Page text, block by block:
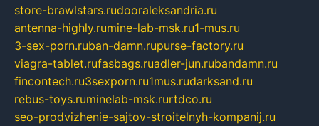
store-brawlstars.rudooraleksandria.ru
antenna-highly.rumine-lab-msk.ru1-mus.ru
3-sex-porn.ruban-damn.rupurse-factory.ru
viagra-tablet.rufasbags.ruadler-jun.rubandamn.ru
fincontech.ru3sexporn.ru1mus.rudarksand.ru
rebus-toys.ruminelab-msk.rurtdco.ru
seo-prodvizhenie-sajtov-stroitelnyh-kompanij.ru